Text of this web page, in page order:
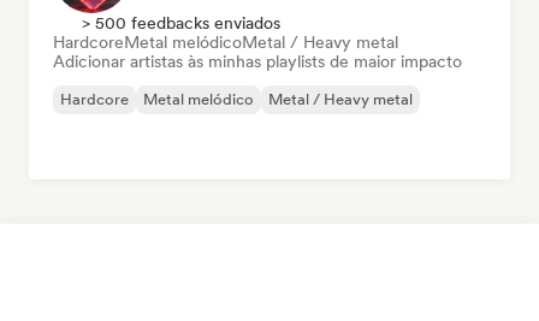
> 500 feedbacks enviados
HardcoreMetal melódicoMetal / Heavy metal
Adicionar artistas às minhas playlists de maior impacto
Hardcore Metal melódico Metal / Heavy metal